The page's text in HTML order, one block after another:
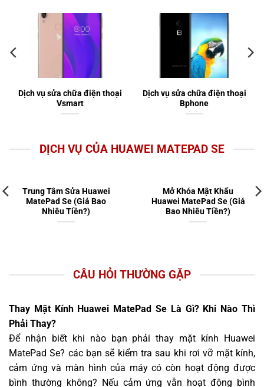
Dịch vụ sửa chữa điện thoại
Vsmart
Dịch vụ sửa chữa điện thoại
Bphone
DỊCH VỤ CỦA HUAWEI MATEPAD SE
Trung Tâm Sửa Huawei
MatePad Se (Giá Bao
Nhiêu Tiền?)
Mở Khóa Mật Khẩu
Huawei MatePad Se (Giá
Bao Nhiêu Tiền?)
CÂU HỎI THƯỜNG GẶP
Thay Mặt Kính Huawei MatePad Se Là Gì? Khi Nào Thì
Phải Thay?
Để nhận biết khi nào bạn phải thay mặt kính Huawei
MatePad Se? các bạn sẽ kiểm tra sau khi rơi vỡ mặt kính,
cảm ứng và màn hình của máy có còn hoạt động được
bình thường không? Nếu cảm ứng vẫn hoạt động bình